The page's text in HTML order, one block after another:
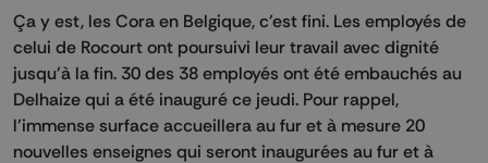
Ça y est, les Cora en Belgique, c’est fini. Les employés de
celui de Rocourt ont poursuivi leur travail avec dignité
jusqu’à la fin. 30 des 38 employés ont été embauchés au
Delhaize qui a été inauguré ce jeudi. Pour rappel,
l’immense surface accueillera au fur et à mesure 20
nouvelles enseignes qui seront inaugurées au fur et à